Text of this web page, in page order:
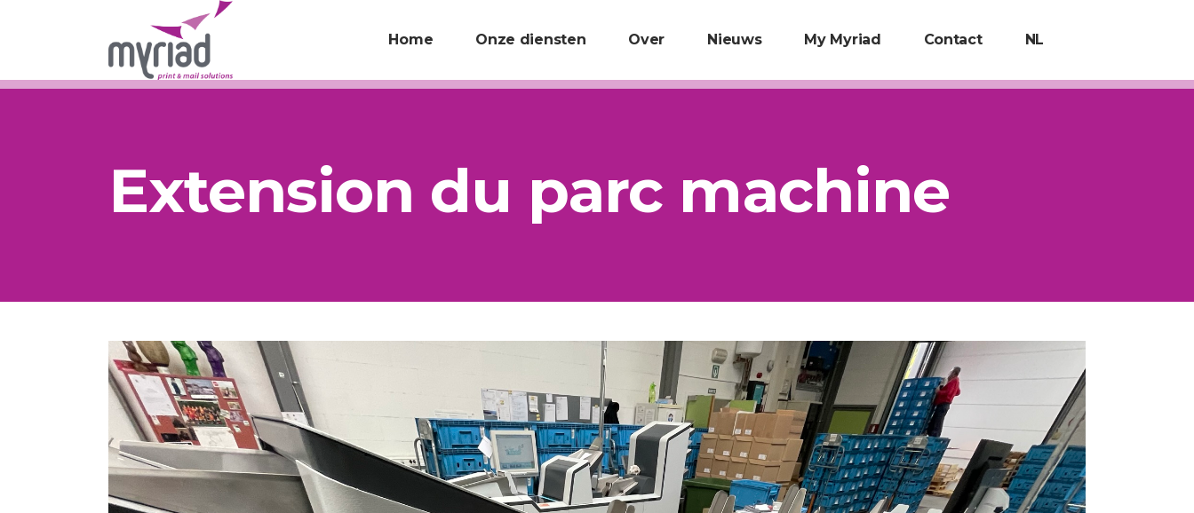
Home Onze diensten Over Nieuws My Myriad Contact NL
Extension du parc machine